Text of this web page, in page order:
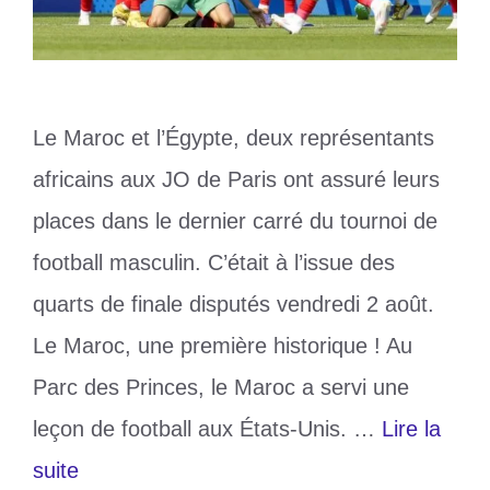
Le Maroc et l’Égypte, deux représentants
africains aux JO de Paris ont assuré leurs
places dans le dernier carré du tournoi de
football masculin. C’était à l’issue des
quarts de finale disputés vendredi 2 août.
Le Maroc, une première historique ! Au
Parc des Princes, le Maroc a servi une
leçon de football aux États-Unis. … Lire la
suite